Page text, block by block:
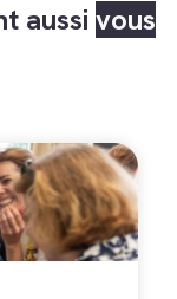
aussi vous